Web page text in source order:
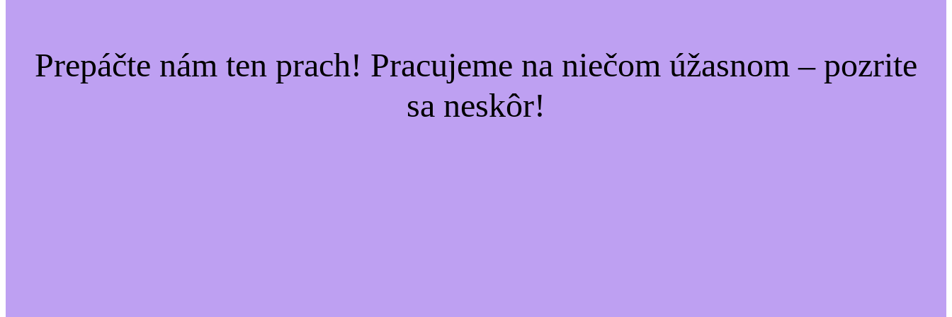
Prepáčte nám ten prach! Pracujeme na niečom úžasnom – pozrite
sa neskôr!